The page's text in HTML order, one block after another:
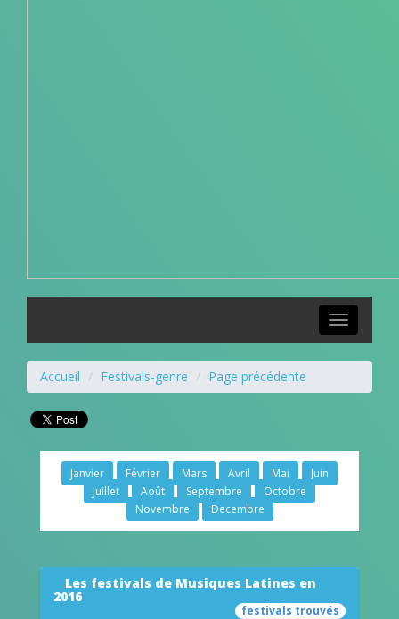
Toggle
navigation
Accueil Festivals-genre Page précédente
Janvier Février Mars Avril Mai
Juin
Juillet
Août Septembre
Octobre
Novembre
Decembre
Les festivals de Musiques Latines en
2016
festivals trouvés